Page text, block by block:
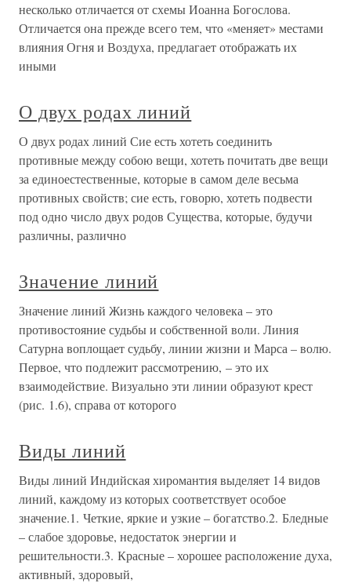
несколько отличается от схемы Иоанна Богослова.
Отличается она прежде всего тем, что «меняет» местами
влияния Огня и Воздуха, предлагает отображать их
иными
О двух родах линий
О двух родах линий Сие есть хотеть соединить
противные между собою вещи, хотеть почитать две вещи
за единоестественные, которые в самом деле весьма
противных свойств; сие есть, говорю, хотеть подвести
под одно число двух родов Существа, которые, будучи
различны, различно
Значение линий
Значение линий Жизнь каждого человека – это
противостояние судьбы и собственной воли. Линия
Сатурна воплощает судьбу, линии жизни и Марса – волю.
Первое, что подлежит рассмотрению, – это их
взаимодействие. Визуально эти линии образуют крест
(рис. 1.6), справа от которого
Виды линий
Виды линий Индийская хиромантия выделяет 14 видов
линий, каждому из которых соответствует особое
значение.1. Четкие, яркие и узкие – богатство.2. Бледные
– слабое здоровье, недостаток энергии и
решительности.3. Красные – хорошее расположение духа,
активный, здоровый,